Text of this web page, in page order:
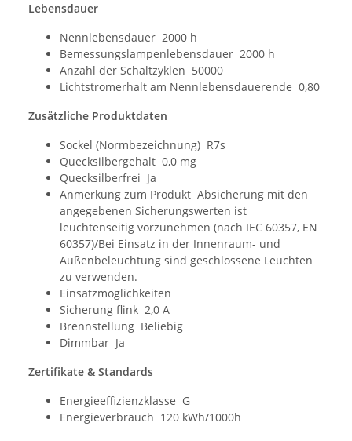
Lebensdauer
Nennlebensdauer 2000 h
Bemessungslampenlebensdauer 2000 h
Anzahl der Schaltzyklen 50000
Lichtstromerhalt am Nennlebensdauerende 0,80
Zusätzliche Produktdaten
Sockel (Normbezeichnung) R7s
Quecksilbergehalt 0,0 mg
Quecksilberfrei Ja
Anmerkung zum Produkt Absicherung mit den
angegebenen Sicherungswerten ist
leuchtenseitig vorzunehmen (nach IEC 60357, EN
60357)/Bei Einsatz in der Innenraum- und
Außenbeleuchtung sind geschlossene Leuchten
zu verwenden.
Einsatzmöglichkeiten
Sicherung flink 2,0 A
Brennstellung Beliebig
Dimmbar Ja
Zertifikate & Standards
Energieeffizienzklasse G
Energieverbrauch 120 kWh/1000h